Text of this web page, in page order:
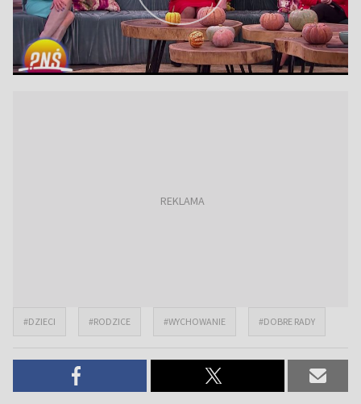
#DZIECI #RODZICE #WYCHOWANIE #DOBRE RADY